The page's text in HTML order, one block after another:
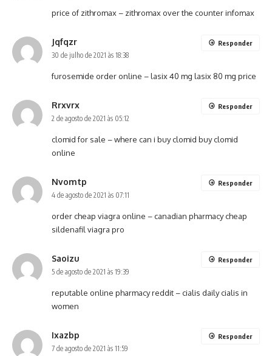
price of zithromax – zithromax over the counterinfomax
Jqfqzr
30 de julho de 2021 às 18:38
furosemide order online –lasix 40 mg lasix 80 mg price
Responder
Rrxvrx
2 de agosto de 2021 às 05:12
clomid for sale –where can i buy clomid buy clomid
online
Responder
Nvomtp
4 de agosto de 2021 às 07:11
order cheap viagra online – canadian pharmacy cheap
sildenafil viagra pro
Responder
Saoizu
5 de agosto de 2021 às 19:39
reputable online pharmacy reddit – cialis dailycialis in
women
Responder
Ixazbp
7 de agosto de 2021 às 11:59
Responder